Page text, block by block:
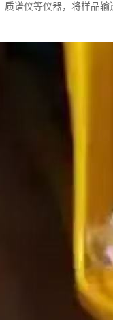
谱仪等仪器，将样品